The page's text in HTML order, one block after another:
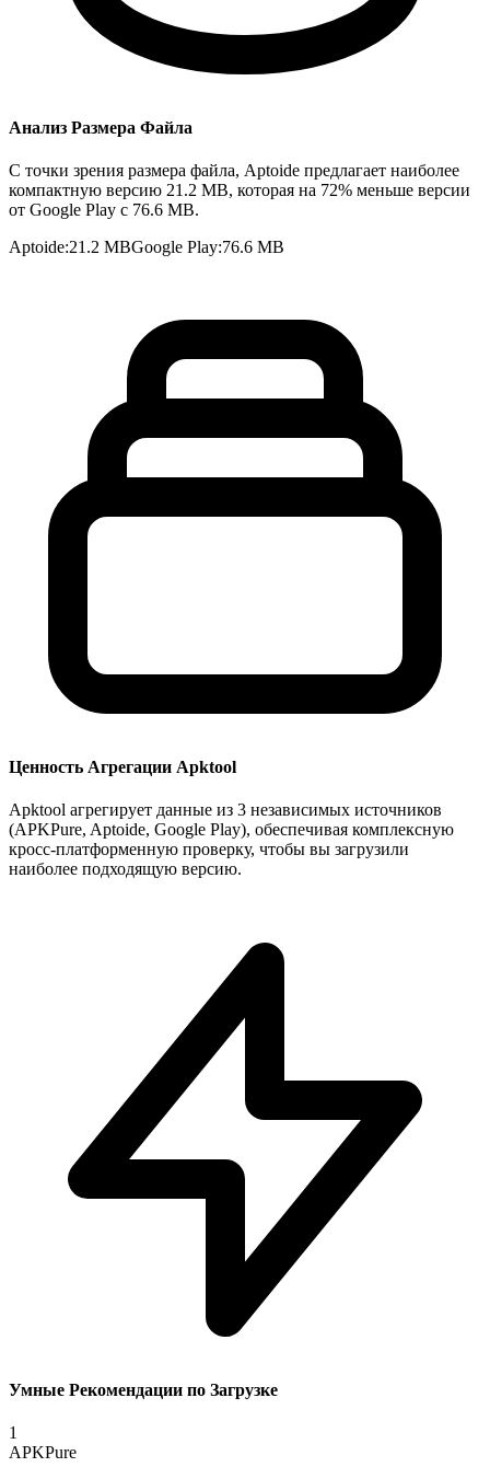
Анализ Размера Файла
С точки зрения размера файла, Aptoide предлагает наиболее
компактную версию 21.2 MB, которая на 72% меньше версии
от Google Play с 76.6 MB.
Aptoide:21.2 MBGoogle Play:76.6 MB
Ценность Агрегации Apktool
Apktool агрегирует данные из 3 независимых источников
(APKPure, Aptoide, Google Play), обеспечивая комплексную
кросс-платформенную проверку, чтобы вы загрузили
наиболее подходящую версию.
Умные Рекомендации по Загрузке
1
APKPure